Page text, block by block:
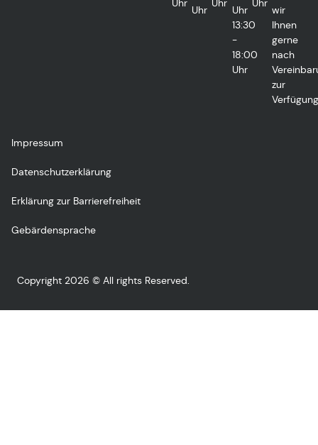
Uhr
Uhr
Uhr
Uhr
13:30
-
18:00
Uhr
Uhr
wir
Ihnen
gerne
nach
zur
Impressum
Datenschutzerklärung
Erklärung zur Barrierefreiheit
Gebärdensprache
Copyright 2026 © All rights Reserved.